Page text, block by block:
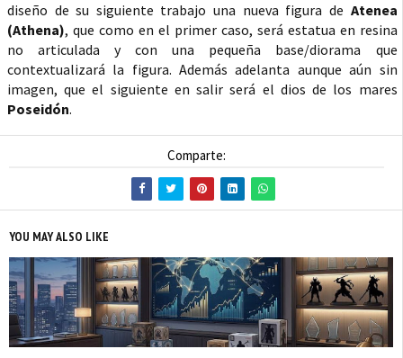
diseño de su siguiente trabajo una nueva figura de Atenea
(Athena), que como en el primer caso, será estatua en resina
no articulada y con una pequeña base/diorama que
contextualizará la figura. Además adelanta aunque aún sin
imagen, que el siguiente en salir será el dios de los mares
Poseidón.
Comparte:
YOU MAY ALSO LIKE